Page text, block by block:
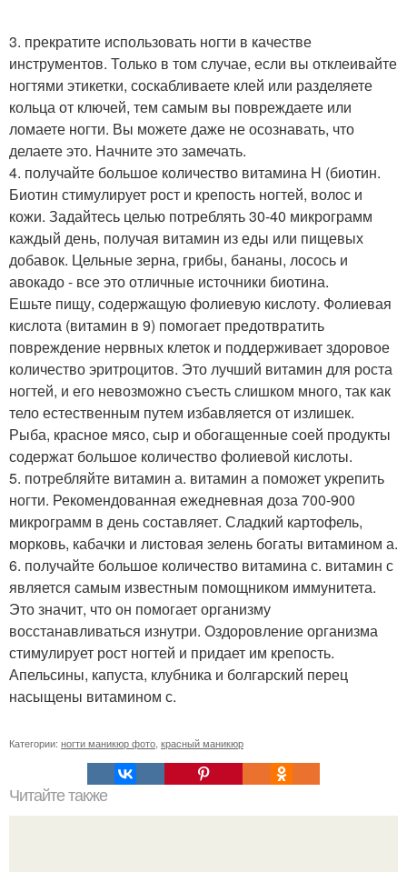
3. прекратите использовать ногти в качестве
инструментов. Только в том случае, если вы отклеивайте
ногтями этикетки, соскабливаете клей или разделяете
кольца от ключей, тем самым вы повреждаете или
ломаете ногти. Вы можете даже не осознавать, что
делаете это. Начните это замечать.
4. получайте большое количество витамина H (биотин.
Биотин стимулирует рост и крепость ногтей, волос и
кожи. Задайтесь целью потреблять 30-40 микрограмм
каждый день, получая витамин из еды или пищевых
добавок. Цельные зерна, грибы, бананы, лосось и
авокадо - все это отличные источники биотина.
Ешьте пищу, содержащую фолиевую кислоту. Фолиевая
кислота (витамин в 9) помогает предотвратить
повреждение нервных клеток и поддерживает здоровое
количество эритроцитов. Это лучший витамин для роста
ногтей, и его невозможно съесть слишком много, так как
тело естественным путем избавляется от излишек.
Рыба, красное мясо, сыр и обогащенные соей продукты
содержат большое количество фолиевой кислоты.
5. потребляйте витамин а. витамин а поможет укрепить
ногти. Рекомендованная ежедневная доза 700-900
микрограмм в день составляет. Сладкий картофель,
морковь, кабачки и листовая зелень богаты витамином а.
6. получайте большое количество витамина с. витамин с
является самым известным помощником иммунитета.
Это значит, что он помогает организму
восстанавливаться изнутри. Оздоровление организма
стимулирует рост ногтей и придает им крепость.
Апельсины, капуста, клубника и болгарский перец
насыщены витамином с.
Категории: ногти маникюр фото красный маникюр
Читайте также